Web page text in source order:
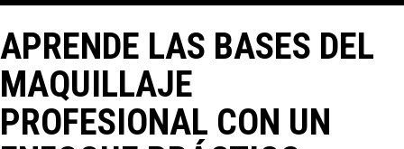
APRENDE LAS BASES DEL
MAQUILLAJE
PROFESIONAL CON UN